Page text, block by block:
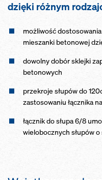
dzięki różnym
możliwość
mieszanki betonowej
dowolny dobór sklejki
betonowych
przekroje słupów do
zastosowaniu łącznika
łącznik do słupa 6/8
wielobocznych słupów